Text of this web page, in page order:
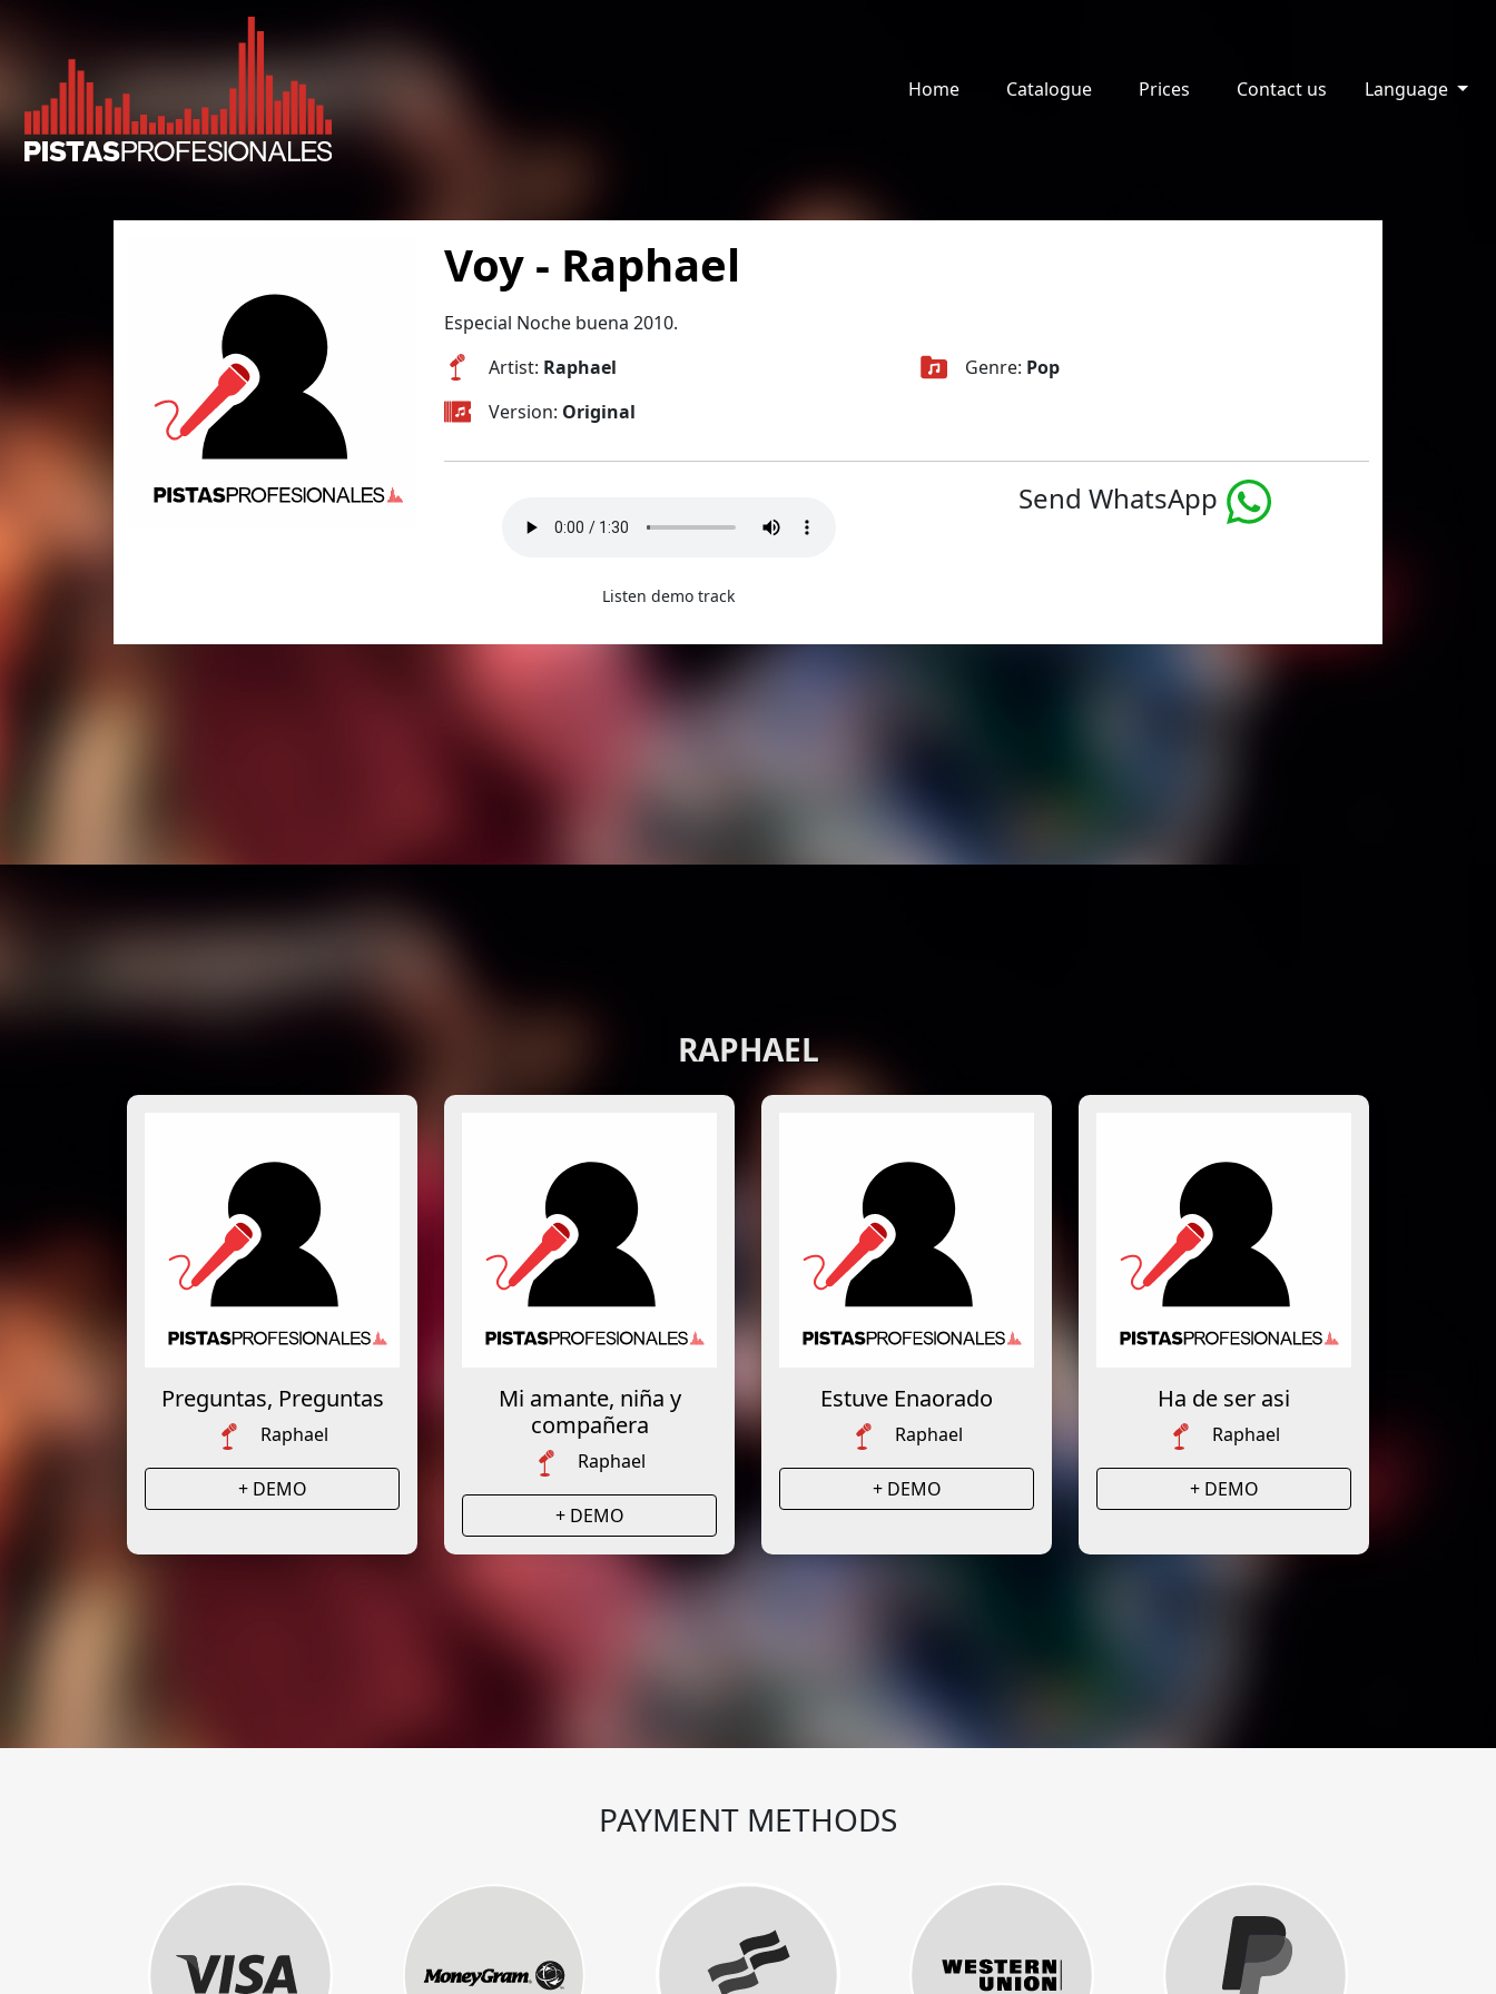
Home Catalogue Prices Contact us Language
Voy - Raphael
Especial Noche buena 2010.
Artist: Raphael Genre: Pop
Version: Original
Listen demo track
Send WhatsApp
RAPHAEL
Preguntas, Preguntas
Raphael
+ DEMO
Mi amante, niña y
compañera
Raphael
+ DEMO
Estuve Enaorado
Raphael
+ DEMO
Ha de ser asi
Raphael
+ DEMO
PAYMENT METHODS